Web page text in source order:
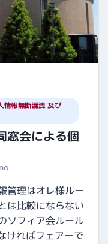
情報無断漏洩 及び
窓会による個
管理はオレ様ルー
は比較にならない
ソフィア会ルール
ければフェアーで